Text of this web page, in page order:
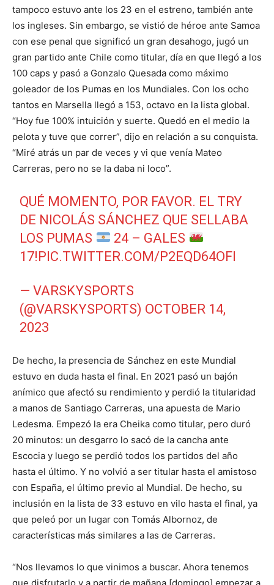
tampoco estuvo ante los 23 en el estreno, también ante
los ingleses. Sin embargo, se vistió de héroe ante Samoa
con ese penal que significó un gran desahogo, jugó un
gran partido ante Chile como titular, día en que llegó a los
100 caps y pasó a Gonzalo Quesada como máximo
goleador de los Pumas en los Mundiales. Con los ocho
tantos en Marsella llegó a 153, octavo en la lista global.
“Hoy fue 100% intuición y suerte. Quedó en el medio la
pelota y tuve que correr”, dijo en relación a su conquista.
“Miré atrás un par de veces y vi que venía Mateo
Carreras, pero no se la daba ni loco”.
QUÉ MOMENTO, POR FAVOR. EL TRY
DE NICOLÁS SÁNCHEZ QUE SELLABA
LOS PUMAS
24 – GALES
17!PIC.TWITTER.COM/P2EQD64OFI
— VARSKYSPORTS
(@VARSKYSPORTS) OCTOBER 14,
2023
De hecho, la presencia de Sánchez en este Mundial
estuvo en duda hasta el final. En 2021 pasó un bajón
anímico que afectó su rendimiento y perdió la titularidad
a manos de Santiago Carreras, una apuesta de Mario
Ledesma. Empezó la era Cheika como titular, pero duró
20 minutos: un desgarro lo sacó de la cancha ante
Escocia y luego se perdió todos los partidos del año
hasta el último. Y no volvió a ser titular hasta el amistoso
con España, el último previo al Mundial. De hecho, su
inclusión en la lista de 33 estuvo en vilo hasta el final, ya
que peleó por un lugar con Tomás Albornoz, de
características más similares a las de Carreras.
“Nos llevamos lo que vinimos a buscar. Ahora tenemos
que disfrutarlo y a partir de mañana [domingo] empezar a